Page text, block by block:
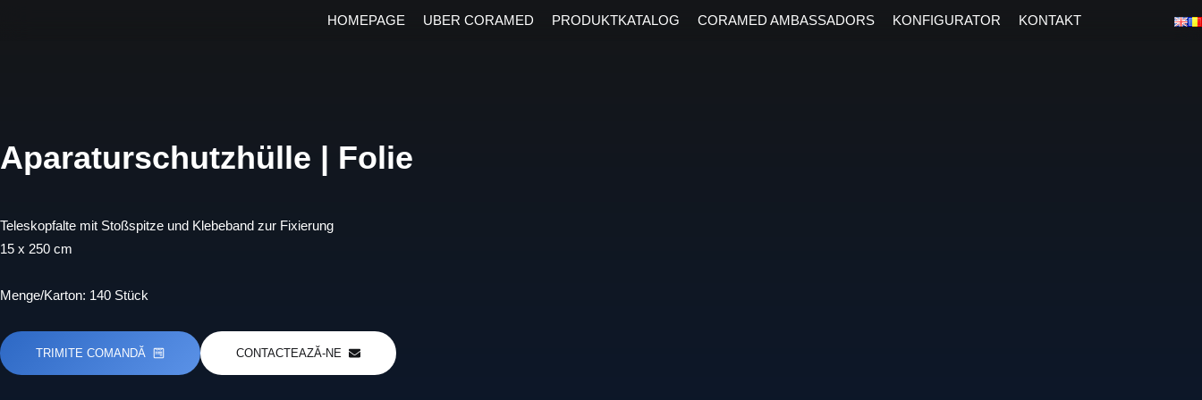
HOMEPAGE UBER CORAMED PRODUKTKATALOG CORAMED AMBASSADORS KONFIGURATOR KONTAKT
Aparaturschutzhülle | Folie
Teleskopfalte mit Stoßspitze und Klebeband zur Fixierung
15 x 250 cm
Menge/Karton: 140 Stück
TRIMITE COMANDĂ CONTACTEAZĂ-NE